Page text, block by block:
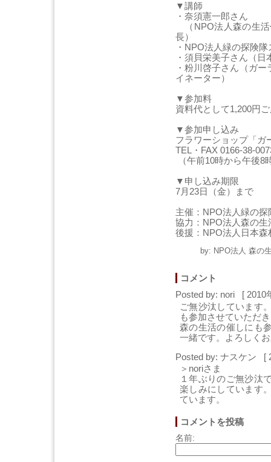
▼講師
・奈須憲一郎さん
（NPO法人森の生活
長）
・NPO法人緑の探険
・須貝栄美子さん（
・粉川啓子さん（ガ
イネーター）
▼参加料
資料代として1,200円
▼参加申し込み
フラワーショップ「ガ
TEL・FAX 0166-38-
（午前10時から午後8
▼申し込み期限
7月23日（金）まで
主催：NPO法人緑の探
協力：NPO法人森の生
後援：NPO法人日本森
by: NPO法人 森の
コメント
Posted by: nori [ 2010
ご無沙汰しています
も参加させていただ
森の生活の催しにも
一緒です。よろしく
Posted by: ナスケン [
＞noriさま
１年ぶりのご無沙汰
楽しみにしています
ています。
コメントを投稿
名前: